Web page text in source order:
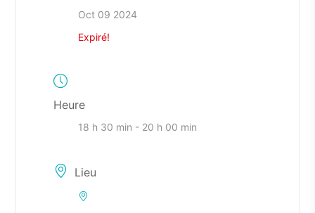
Oct 09 2024
Expiré!
Heure
18 h 30 min - 20 h 00 min
Lieu